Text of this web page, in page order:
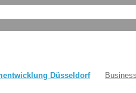
Düsseldorf